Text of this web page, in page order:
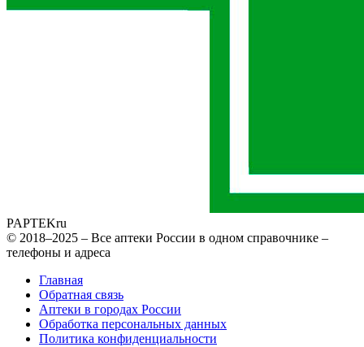
PAPTEKru
© 2018–2025 – Все аптеки России в одном справочнике –
телефоны и адреса
Главная
Обратная связь
Аптеки в городах России
Обработка персональных данных
Политика конфиденциальности